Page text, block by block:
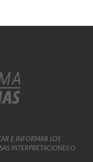
E INFORMAR LOS
INTERPRETACIONES O